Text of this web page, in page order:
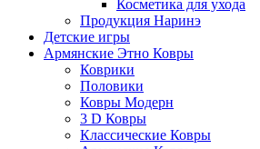
Косметика для ухода
Продукция Наринэ
Детские игры
Армянские Этно Ковры
Коврики
Половики
Ковры Модерн
3 D Ковры
Классические Ковры